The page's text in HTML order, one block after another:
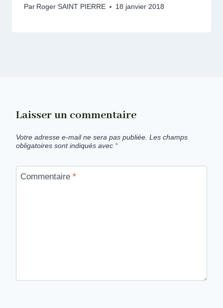
Par Roger SAINT PIERRE 18 janvier 2018
Laisser un commentaire
Votre adresse e-mail ne sera pas publiée. Les champs
obligatoires sont indiqués avec *
Commentaire *